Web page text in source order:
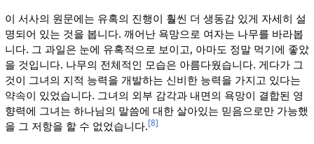
이 서사의 원문에는 유혹의 진행이 훨씬 더 생동감 있게 자세히 설
명되어 있는 것을 봅니다. 깨어난 욕망으로 여자는 나무를 바라봅
니다. 그 과일은 눈에 유혹적으로 보이고, 아마도 정말 먹기에 좋았
을 것입니다. 나무의 전체적인 모습은 아름다웠습니다. 게다가 그
것이 그녀의 지적 능력을 개발하는 신비한 능력을 가지고 있다는
약속이 있었습니다. 그녀의 외부 감각과 내면의 욕망이 결합된 영
향력에 그녀는 하나님의 말씀에 대한 살아있는 믿음으로만 가능했
을 그 저항을 할 수 없었습니다.[8]